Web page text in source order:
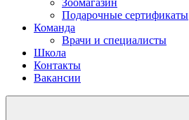
Зоомагазин
Подарочные сертификаты
Команда
Врачи и специалисты
Школа
Контакты
Вакансии